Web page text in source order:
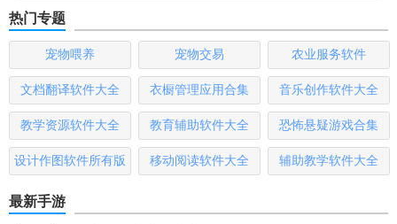
1. 选择角色：在游戏开始前选择喜欢的角色。
2. 进入关卡：选择或解锁一个关卡进行游戏。
3. 控制弹射：滑动屏幕调整箭矢的弹射方向和力度，松开手
指发射箭矢。
4. 使用道具：在游戏过程中收集并使用道具来辅助通关。
5. 查看成绩：完成关卡后查看成绩和排名，并解锁新的章节
热门专题
宠物喂养 宠物交易 农业服务软件
文档翻译软件大全 衣橱管理应用合集 音乐创作软件大全
教学资源软件大全 教育辅助软件大全 恐怖悬疑游戏合集
设计作图软件所有版
移动阅读软件大全 辅助教学软件大全
最新手游